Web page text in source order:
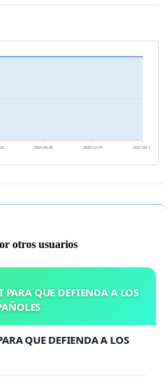
2020-09-28 2020-12-05 2021-02-11
otros usuarios
PARA QUE DEFIENDA A LOS
QUE DEFIENDA A LOS